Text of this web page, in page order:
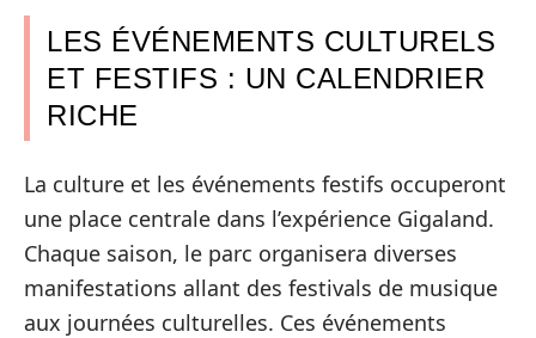
LES ÉVÉNEMENTS CULTURELS
ET FESTIFS : UN CALENDRIER
RICHE
La culture et les événements festifs occuperont
une place centrale dans l’expérience Gigaland.
Chaque saison, le parc organisera diverses
manifestations allant des festivals de musique
aux journées culturelles. Ces événements